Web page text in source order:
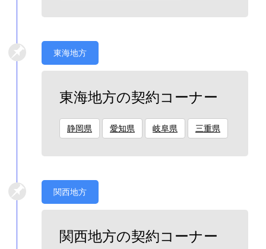
東海地方
東海地方の契約コーナー
静岡県 愛知県 岐阜県 三重県
関西地方
関西地方の契約コーナー